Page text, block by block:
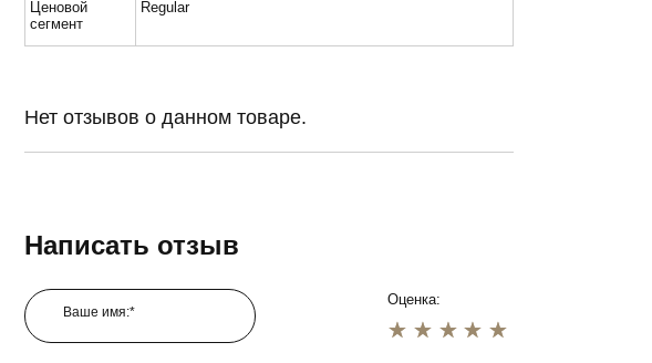
Ценовой
сегмент
Regular
Нет отзывов о данном товаре.
Написать отзыв
Ваше имя:*
Оценка:
1 star
2 star
3 star
4 star
5 star